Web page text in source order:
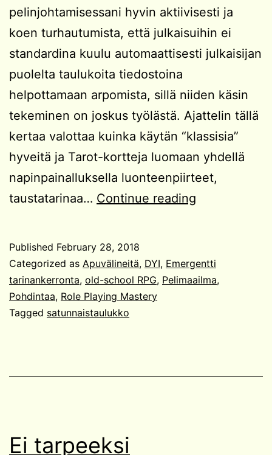
pelinjohtamisessani hyvin aktiivisesti ja
koen turhautumista, että julkaisuihin ei
standardina kuulu automaattisesti julkaisijan
puolelta taulukoita tiedostoina
helpottamaan arpomista, sillä niiden käsin
tekeminen on joskus työlästä. Ajattelin tällä
kertaa valottaa kuinka käytän “klassisia”
hyveitä ja Tarot-kortteja luomaan yhdellä
napinpainalluksella luonteenpiirteet,
taustatarinaa… Continue reading
hahmoihin,
eli
Published February 28, 2018
Categorized as Apuvälineitä, DYI, Emergentti
tarinankerronta, old-school RPG, Pelimaailma,
Pohdintaa, Role Playing Mastery
Tagged satunnaistaulukko
Ei tarpeeksi